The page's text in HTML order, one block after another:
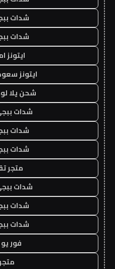
شدات
شدات
ايتونز
ايتونز
شحن يلا
شدات
شدات
شدات
متجر
شدات
شدات
شدات
فور
متجر 4u